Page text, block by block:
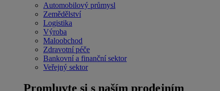
Automobilový průmysl
Zemědělství
Logistika
Výroba
Maloobchod
Zdravotní péče
Bankovní a finanční sektor
Veřejný sektor
Promluvte si s naším prodejním